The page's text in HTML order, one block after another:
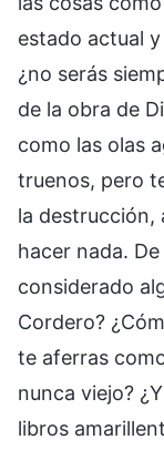
estado actual
¿no serás
de la obra de
como las olas
truenos, pero
la destrucción,
hacer nada.
considerado
Cordero?
te aferras
nunca viejo?
libros